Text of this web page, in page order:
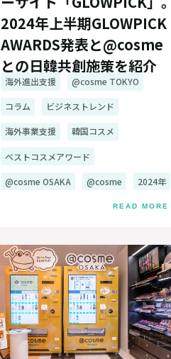
2024年上半期GLOWPICK
AWARDS発表と@cosme
との日韓共創施策を紹介
海外進出支援 @cosme TOKYO
コラム ビジネストレンド
海外事業支援 韓国コスメ
ベストコスメアワード
@cosme OSAKA @cosme 2024年
READ MORE